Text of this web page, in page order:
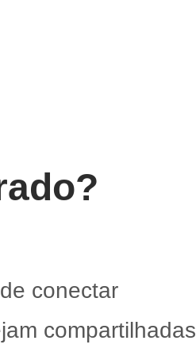
conectar
compartilhadas